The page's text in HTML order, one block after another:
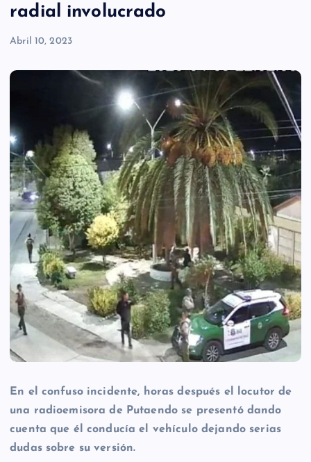
radial involucrado
Abril 10, 2023
En el confuso incidente, horas después el locutor de
una radioemisora de Putaendo se presentó dando
cuenta que él conducía el vehículo dejando serias
dudas sobre su versión.